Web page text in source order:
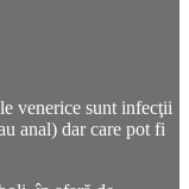
venerice sunt infecţii
anal) dar care pot fi